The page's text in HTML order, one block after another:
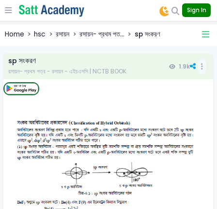
Sign In
Home hsc রসায়ন রসায়ন- প্রথম পত... sp সংকরণ
sp সংকরণ
রসায়ন- প্রথম পত্র - রসায়ন - এইচএসসি | NCTB BOOK
1.9k